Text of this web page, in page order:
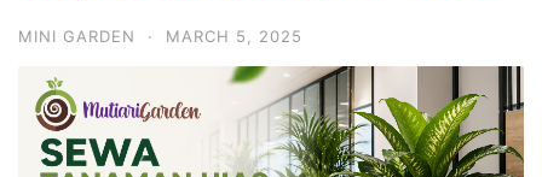
MINI GARDEN · MARCH 5, 2025